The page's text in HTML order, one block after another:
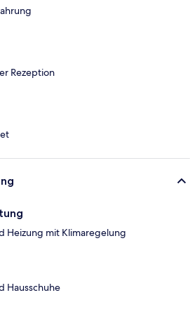
Rezeption
Heizung mit Klimaregelung
Hausschuhe